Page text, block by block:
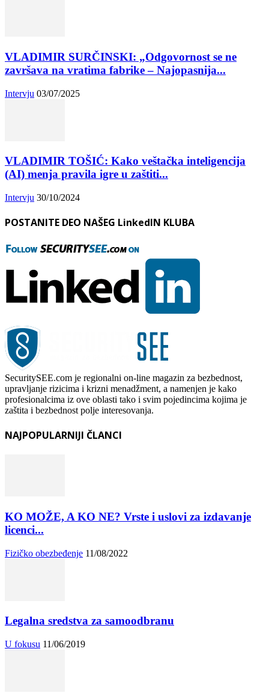
VLADIMIR SURČINSKI: „Odgovornost se ne
završava na vratima fabrike – Najopasnija...
Intervju 03/07/2025
VLADIMIR TOŠIĆ: Kako veštačka inteligencija
(AI) menja pravila igre u zaštiti...
Intervju 30/10/2024
POSTANITE DEO NAŠEG LinkedIN KLUBA
SecuritySEE.com je regionalni on-line magazin za bezbednost,
upravljanje rizicima i krizni menadžment, a namenjen je kako
profesionalcima iz ove oblasti tako i svim pojedincima kojima je
zaštita i bezbednost polje interesovanja.
NAJPOPULARNIJI ČLANCI
KO MOŽE, A KO NE? Vrste i uslovi za izdavanje
licenci...
Fizičko obezbeđenje 11/08/2022
Legalna sredstva za samoodbranu
U fokusu 11/06/2019